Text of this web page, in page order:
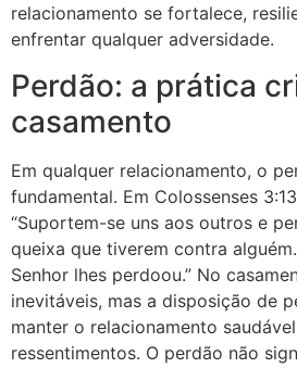
relacionamento se fortalece,
enfrentar qualquer adversidade.
Perdão: a prática
casamento
Em qualquer relacionamento, o
fundamental. Em Colossenses
“Suportem-se uns aos outros e
queixa que tiverem contra
Senhor lhes perdoou.” No
inevitáveis, mas a disposição de
manter o relacionamento
ressentimentos. O perdão não